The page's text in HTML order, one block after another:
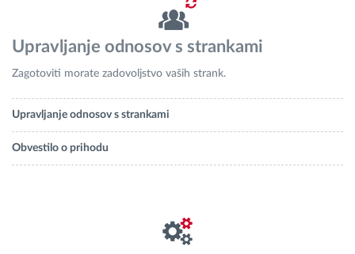
Upravljanje odnosov s strankami
Zagotoviti morate zadovoljstvo vaših strank.
Upravljanje odnosov s strankami
Obvestilo o prihodu